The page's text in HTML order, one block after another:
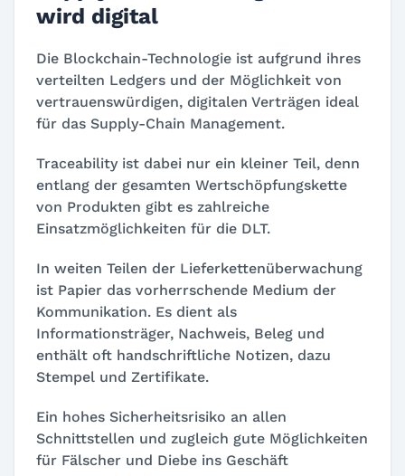
wird digital
Die Blockchain-Technologie ist aufgrund ihres
verteilten Ledgers und der Möglichkeit von
vertrauenswürdigen, digitalen Verträgen ideal
für das Supply-Chain Management.
Traceability ist dabei nur ein kleiner Teil, denn
entlang der gesamten Wertschöpfungskette
von Produkten gibt es zahlreiche
Einsatzmöglichkeiten für die DLT.
In weiten Teilen der Lieferkettenüberwachung
ist Papier das vorherrschende Medium der
Kommunikation. Es dient als
Informationsträger, Nachweis, Beleg und
enthält oft handschriftliche Notizen, dazu
Stempel und Zertifikate.
Ein hohes Sicherheitsrisiko an allen
Schnittstellen und zugleich gute Möglichkeiten
für Fälscher und Diebe ins Geschäft